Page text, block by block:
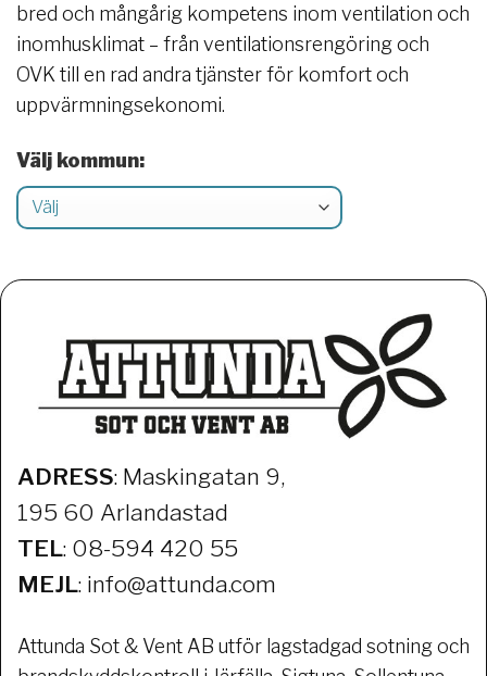
bred och mångårig kompetens inom ventilation och
inomhusklimat – från ventilationsrengöring och
OVK till en rad andra tjänster för komfort och
uppvärmningsekonomi.
Välj kommun:
ADRESS: Maskingatan 9,
195 60 Arlandastad
TEL: 08-594 420 55
MEJL: info@attunda.com
Attunda Sot & Vent AB utför lagstadgad sotning och